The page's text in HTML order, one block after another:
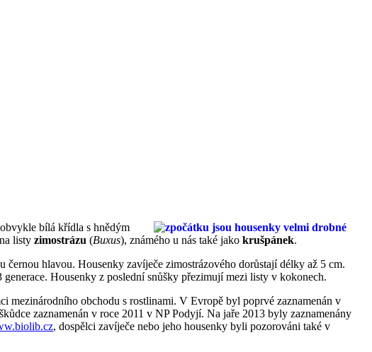
bílá křídla s hnědým
listy zimostrázu (Buxus), známého u nás také jako krušpánek.
hlavou. Housenky zavíječe zimostrázového dorůstají délky až 5 cm.
Housenky z poslední snůšky přezimují mezi listy v kokonech.
mezinárodního obchodu s rostlinami. V Evropě byl poprvé zaznamenán v
zaznamenán v roce 2011 v NP Podyjí. Na jaře 2013 byly zaznamenány
, dospělci zavíječe nebo jeho housenky byli pozorováni také v